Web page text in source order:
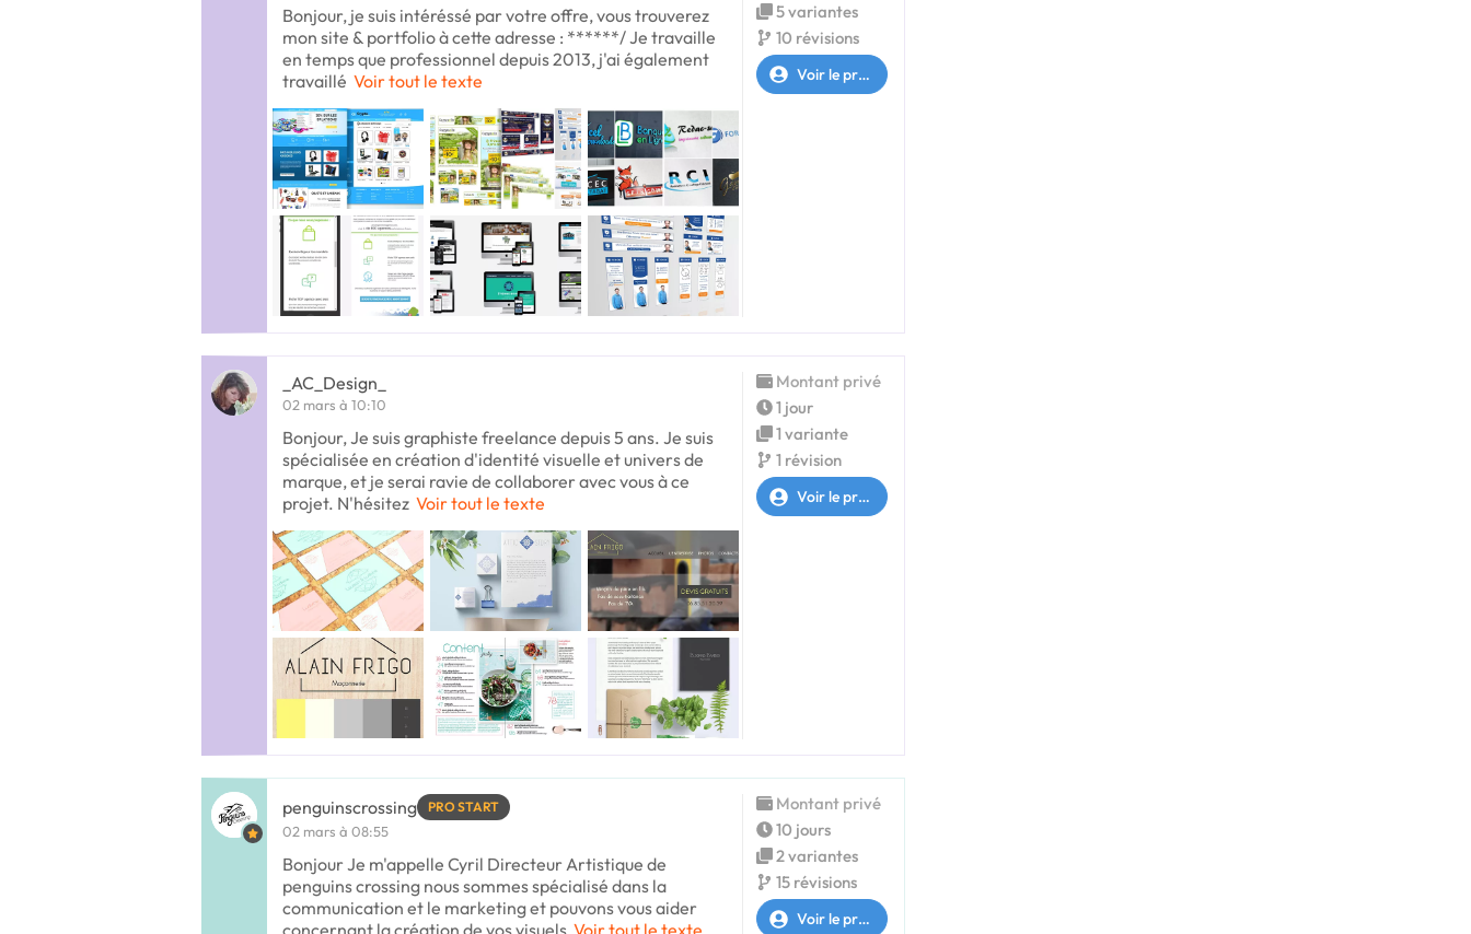
Bonjour, je suis intéréssé par votre offre, vous trouverez
mon site & portfolio à cette adresse : ******/ Je travaille
en temps que professionnel depuis 2013, j'ai également
travaillé Voir tout le texte
5 variantes
10 révisions
Voir le profil
_AC_Design_
02 mars à 10:10
Bonjour, Je suis graphiste freelance depuis 5 ans. Je suis
spécialisée en création d'identité visuelle et univers de
marque, et je serai ravie de collaborer avec vous à ce
projet. N'hésitez Voir tout le texte
Montant privé
1 jour
1 variante
1 révision
Voir le profil
penguinscrossing PRO START
02 mars à 08:55
Bonjour Je m'appelle Cyril Directeur Artistique de
penguins crossing nous sommes spécialisé dans la
communication et le marketing et pouvons vous aider
Montant privé
10 jours
2 variantes
15 révisions
Voir le profil